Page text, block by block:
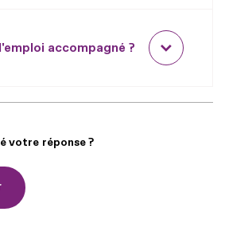
accompagné ?
votre réponse ?